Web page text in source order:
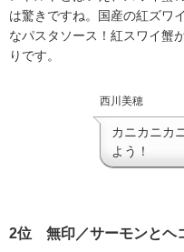
は驚きですね。国産の紅ズワ
なパスタソース！紅スワイ蟹
りです。
西川美穂
カニカニカ
よう！
2位 無印／サーモンとヘ